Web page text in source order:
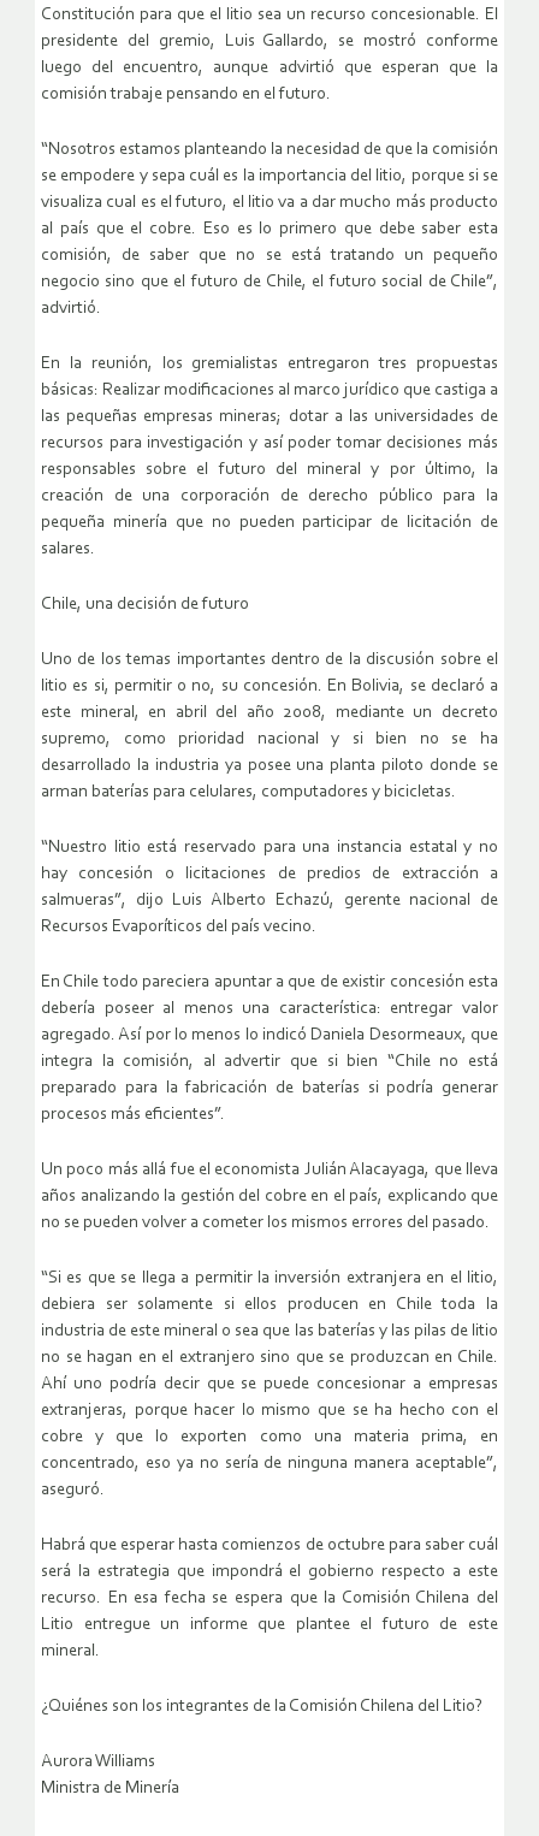
Constitución para que el litio sea un recurso concesionable. El
presidente del gremio, Luis Gallardo, se mostró conforme
luego del encuentro, aunque advirtió que esperan que la
comisión trabaje pensando en el futuro.
“Nosotros estamos planteando la necesidad de que la comisión
se empodere y sepa cuál es la importancia del litio, porque si se
visualiza cual es el futuro, el litio va a dar mucho más producto
al país que el cobre. Eso es lo primero que debe saber esta
comisión, de saber que no se está tratando un pequeño
negocio sino que el futuro de Chile, el futuro social de Chile”,
advirtió.
En la reunión, los gremialistas entregaron tres propuestas
básicas: Realizar modificaciones al marco jurídico que castiga a
las pequeñas empresas mineras; dotar a las universidades de
recursos para investigación y así poder tomar decisiones más
responsables sobre el futuro del mineral y por último, la
creación de una corporación de derecho público para la
pequeña minería que no pueden participar de licitación de
salares.
Chile, una decisión de futuro
Uno de los temas importantes dentro de la discusión sobre el
litio es si, permitir o no, su concesión. En Bolivia, se declaró a
este mineral, en abril del año 2008, mediante un decreto
supremo, como prioridad nacional y si bien no se ha
desarrollado la industria ya posee una planta piloto donde se
arman baterías para celulares, computadores y bicicletas.
“Nuestro litio está reservado para una instancia estatal y no
hay concesión o licitaciones de predios de extracción a
salmueras”, dijo Luis Alberto Echazú, gerente nacional de
Recursos Evaporíticos del país vecino.
En Chile todo pareciera apuntar a que de existir concesión esta
debería poseer al menos una característica: entregar valor
agregado. Así por lo menos lo indicó Daniela Desormeaux, que
integra la comisión, al advertir que si bien “Chile no está
preparado para la fabricación de baterías si podría generar
procesos más eficientes”.
Un poco más allá fue el economista Julián Alacayaga, que lleva
años analizando la gestión del cobre en el país, explicando que
no se pueden volver a cometer los mismos errores del pasado.
“Si es que se llega a permitir la inversión extranjera en el litio,
debiera ser solamente si ellos producen en Chile toda la
industria de este mineral o sea que las baterías y las pilas de litio
no se hagan en el extranjero sino que se produzcan en Chile.
Ahí uno podría decir que se puede concesionar a empresas
extranjeras, porque hacer lo mismo que se ha hecho con el
cobre y que lo exporten como una materia prima, en
concentrado, eso ya no sería de ninguna manera aceptable”,
aseguró.
Habrá que esperar hasta comienzos de octubre para saber cuál
será la estrategia que impondrá el gobierno respecto a este
recurso. En esa fecha se espera que la Comisión Chilena del
Litio entregue un informe que plantee el futuro de este
mineral.
¿Quiénes son los integrantes de la Comisión Chilena del Litio?
Aurora Williams
Ministra de Minería